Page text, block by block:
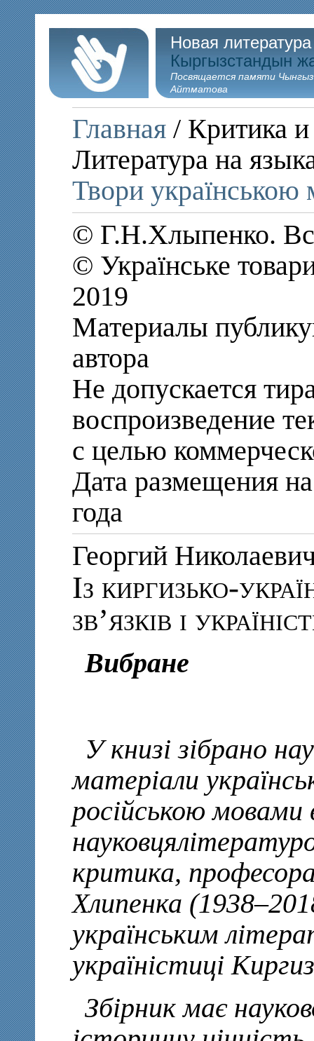
Новая
Кыргызстандын
Посвящается памяти
Айтматова
Главная / Критика и
Литература на
Твори
© Г.Н.Хлыпенко.
© Українське
2019
Материалы
автора
Не допускается
воспроизведение
с целью
Дата размещения
года
Георгий
Із киргизько-
зв’язків і
Вибране
У книзі зібрано
матеріали
російською мовами
критика,
Хлипенка
українським
україністиці
Збірник має